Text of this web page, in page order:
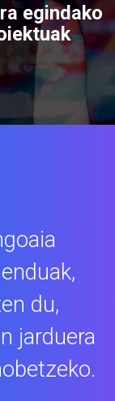
egindako
du,
jarduera